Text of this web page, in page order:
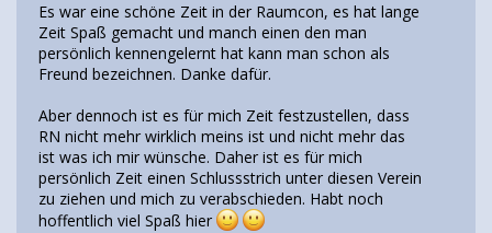
Es war eine schöne Zeit in der Raumcon, es hat lange
Zeit Spaß gemacht und manch einen den man
persönlich kennengelernt hat kann man schon als
Freund bezeichnen. Danke dafür.
Aber dennoch ist es für mich Zeit festzustellen, dass
RN nicht mehr wirklich meins ist und nicht mehr das
ist was ich mir wünsche. Daher ist es für mich
persönlich Zeit einen Schlussstrich unter diesen Verein
zu ziehen und mich zu verabschieden. Habt noch
hoffentlich viel Spaß hier